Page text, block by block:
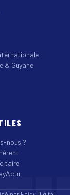
& Guyane
nous ?